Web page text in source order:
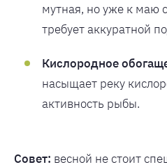
мутная, но уже к маю
требует аккуратной
Кислородное
насыщает реку
активность рыбы.
Совет: весной не стоит